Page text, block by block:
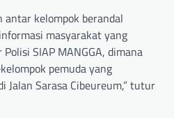
antar kelompok berandal
masyarakat yang
SIAP MANGGA, dimana
pemuda yang
Jalan Sarasa Cibeureum,” tutur